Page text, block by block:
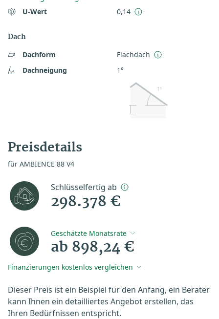
U-Wert
0,14
Dach
Dachform
Flachdach
Dachneigung
1°
1º
Preisdetails
für AMBIENCE 88 V4
Schlüsselfertig ab
298.378 €
Geschätzte Monatsrate
ab 898,24 €
Finanzierungen kostenlos vergleichen
Dieser Preis ist ein Beispiel für den Anfang, ein Berater
kann Ihnen ein detailliertes Angebot erstellen, das
Ihren Bedürfnissen entspricht.